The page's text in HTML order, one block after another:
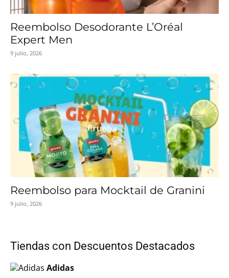
Reembolso Desodorante L’Oréal
Expert Men
9 julio, 2026
Reembolso para Mocktail de Granini
9 julio, 2026
Tiendas con Descuentos Destacados
Adidas